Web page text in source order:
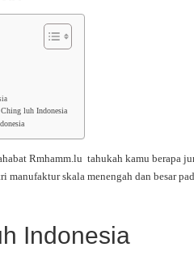
luh Indonesia
Rmhamm.lu tahukah kamu berapa
manufaktur skala menengah dan besar
Indonesia